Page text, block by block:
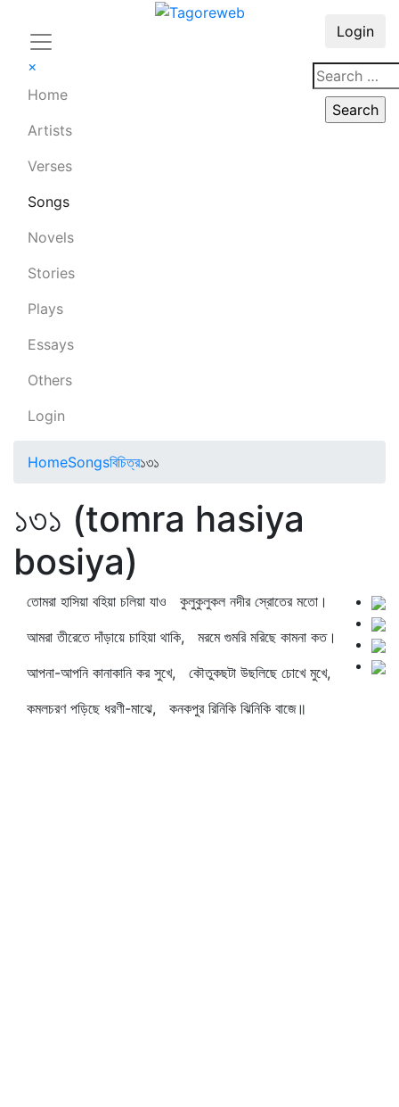
×
Home
Artists
Verses
Songs
Novels
Stories
Plays
Essays
Others
Login
Login
HomeSongsবিচিত্র১৩১
১৩১ (tomra hasiya
bosiya)
তোমরা হাসিয়া বহিয়া চলিয়া যাও কুলুকুলুকল নদীর স্রোতের মতো।
আমরা তীরেতে দাঁড়ায়ে চাহিয়া থাকি, মরমে গুমরি মরিছে কামনা কত।
আপনা-আপনি কানাকানি কর সুখে, কৌতুকছটা উছলিছে চোখে মুখে,
কমলচরণ পড়িছে ধরণী-মাঝে, কনকপুর রিনিকি ঝিনিকি বাজে॥